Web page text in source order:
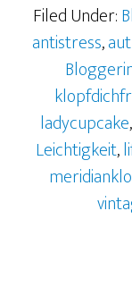
Filed Under:
antistress,
ladycupcake,
Leichtigkeit,